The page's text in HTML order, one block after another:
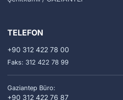
TELEFON
+90 312 422 78 00
Faks: 312 422 78 99
Gaziantep Büro:
+90 312 422 76 87